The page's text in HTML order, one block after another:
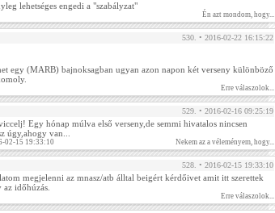
lehetséges engedi a "szabályzat"
Én azt mondom, hogy...
530. • 2016-02-22 16:15:22
egy (MARB) bajnoksagban ugyan azon napon két verseny különböző
Erre válaszolok...
529. • 2016-02-16 09:25:19
Egy hónap múlva első verseny,de semmi hivatalos nincsen
úgy,ahogy van...
02-15 19:33:10 Nekem az a véleményem, hogy...
528. • 2016-02-15 19:33:10
megjelenni az mnasz/atb álltal beigért kérdőivet amit itt szerettek
időhúzás.
Erre válaszolok...